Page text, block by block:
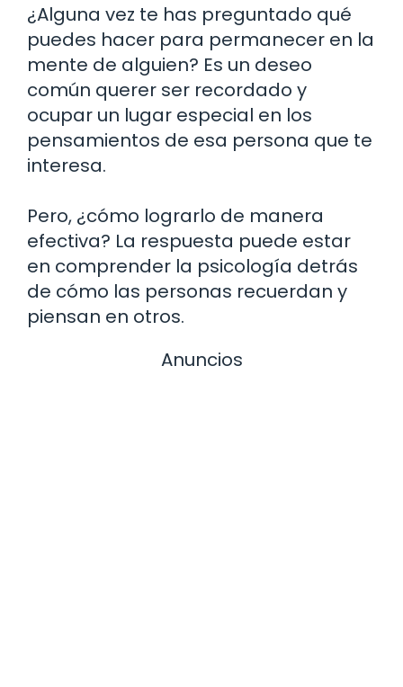
¿Alguna vez te has preguntado qué
puedes hacer para permanecer en la
mente de alguien? Es un deseo
común querer ser recordado y
ocupar un lugar especial en los
pensamientos de esa persona que te
interesa.
Pero, ¿cómo lograrlo de manera
efectiva? La respuesta puede estar
en comprender la psicología detrás
de cómo las personas recuerdan y
piensan en otros.
Anuncios